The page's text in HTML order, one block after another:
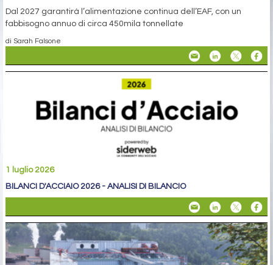
Dal 2027 garantirà l’alimentazione continua dell’EAF, con un
fabbisogno annuo di circa 450mila tonnellate
di Sarah Falsone
1 luglio 2026
BILANCI D'ACCIAIO 2026 - ANALISI DI BILANCIO